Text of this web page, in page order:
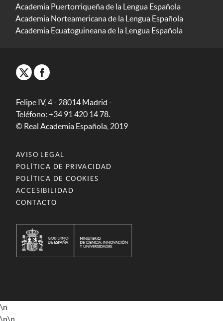
Academia Puertorriqueña de la Lengua Española
Academia Norteamericana de la Lengua Española
Academia Ecuatoguineana de la Lengua Española
Felipe IV, 4 - 28014 Madrid -
Teléfono: +34 91 420 14 78.
© Real Academia Española, 2019
AVISO LEGAL
POLÍTICA DE PRIVACIDAD
POLÍTICA DE COOKIES
ACCESIBILIDAD
CONTACTO
\n
\n\n